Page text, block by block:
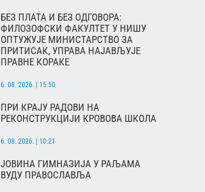
БЕЗ ПЛАТА И БЕЗ ОДГОВОРА:
ФИЛОЗОФСКИ ФАКУЛТЕТ У НИШУ
ОПТУЖУЈЕ МИНИСТАРСТВО ЗА
ПРИТИСАК, УПРАВА НАЈАВЉУЈЕ
ПРАВНЕ КОРАКЕ
6. 08. 2026. | 15:50
ПРИ КРАЈУ РАДОВИ НА
РЕКОНСТРУКЦИЈИ КРОВОВА ШКОЛА
6. 08. 2026. | 10:21
ЈОВИНА ГИМНАЗИЈА У РАЉАМА
ВУДУ ПРАВОСЛАВЉА